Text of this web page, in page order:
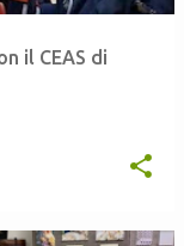
il CEAS di